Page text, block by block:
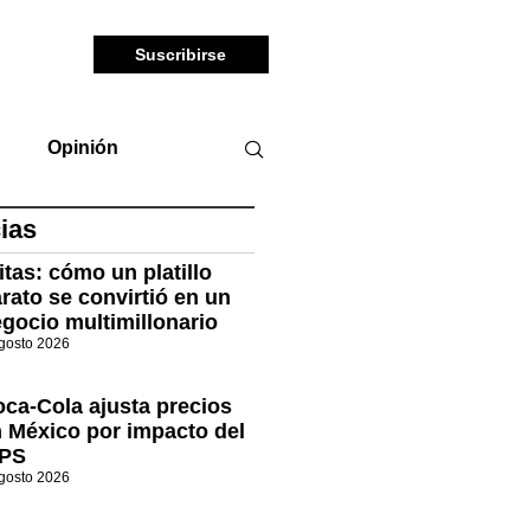
Suscribirse
Opinión
cómo un platillo
se convirtió en un
multimillonario
2026
Cola ajusta precios
México por impacto del
2026